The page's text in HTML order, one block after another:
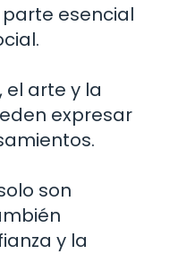
esencial
el arte y la
expresar
son
y la